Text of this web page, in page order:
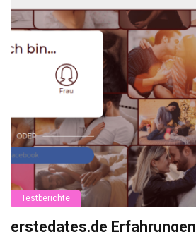
Testberichte
erstedates.de Erfahrungen